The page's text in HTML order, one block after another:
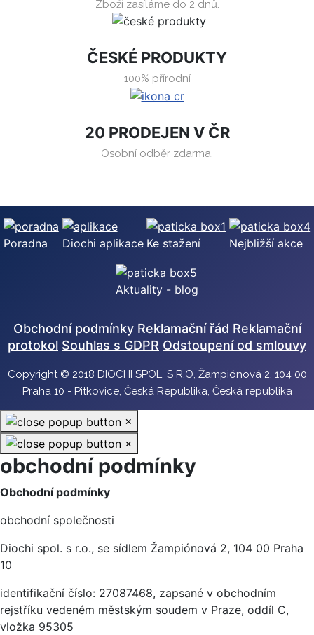
Zboží zasíláme do 2 dnů.
ČESKÉ PRODUKTY
100% přírodní
20 PRODEJEN V ČR
Osobní odběr zdarma.
Poradna Diochi aplikace Ke stažení Nejbližší akce
Aktuality - blog
Obchodní podmínky Reklamační řád Reklamační
protokol Souhlas s GDPR Odstoupení od smlouvy
Copyright © 2018 DIOCHI SPOL. S R.O, Žampiónová 2, 104 00
Praha 10 - Pitkovice, Česká Republika, Česká republika
×
×
obchodní podmínky
Obchodní podmínky
obchodní společnosti
Diochi spol. s r.o., se sídlem Žampiónová 2, 104 00 Praha
10
identifikační číslo: 27087468, zapsané v obchodním
rejstříku vedeném městským soudem v Praze, oddíl C,
vložka 95305